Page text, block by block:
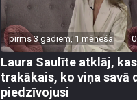
pirms 3 gadiem, 1 mēneša
Laura Saulīte atklāj,
trakākais, ko viņa savā
piedzīvojusi